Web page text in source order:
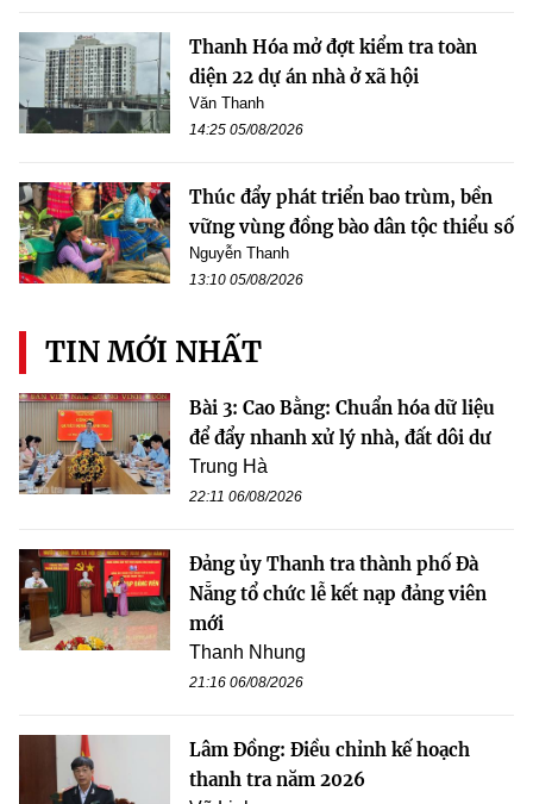
Thanh Hóa mở đợt kiểm tra toàn
diện 22 dự án nhà ở xã hội
Văn Thanh
14:25 05/08/2026
Thúc đẩy phát triển bao trùm, bền
vững vùng đồng bào dân tộc thiểu số
Nguyễn Thanh
13:10 05/08/2026
TIN MỚI NHẤT
Bài 3: Cao Bằng: Chuẩn hóa dữ liệu
để đẩy nhanh xử lý nhà, đất dôi dư
Trung Hà
22:11 06/08/2026
Đảng ủy Thanh tra thành phố Đà
Nẵng tổ chức lễ kết nạp đảng viên
mới
Thanh Nhung
21:16 06/08/2026
Lâm Đồng: Điều chỉnh kế hoạch
thanh tra năm 2026